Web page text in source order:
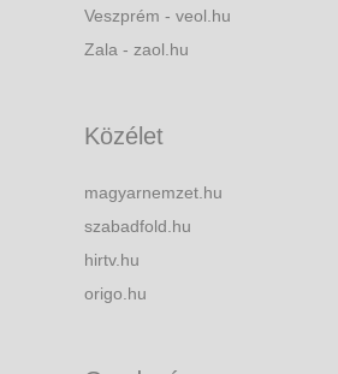
Veszprém - veol.hu
Zala - zaol.hu
Közélet
magyarnemzet.hu
szabadfold.hu
hirtv.hu
origo.hu